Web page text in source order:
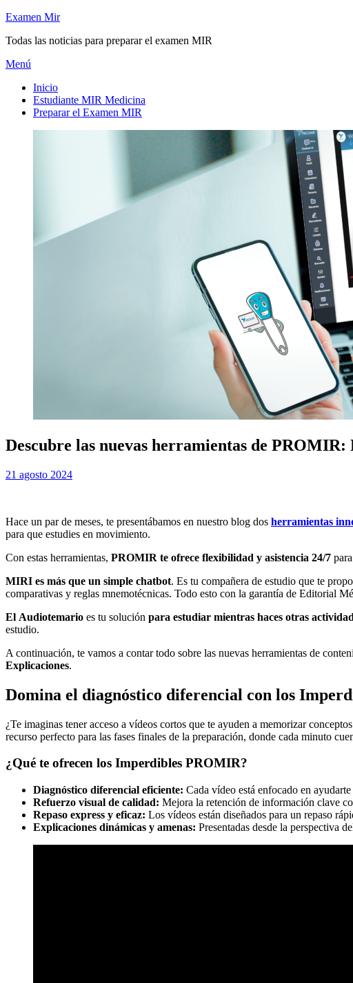
Saltar
contenido
Examen Mir
Todas las noticias para preparar el examen MIR
Menú
Inicio
Estudiante MIR Medicina
Preparar el Examen MIR
Descubre las nuevas herramientas de
porExamen MIR
Publicada
21 agosto 2024
Hace un par de meses, te presentábamos en nuestro blog dos herramientas
para que estudies en movimiento.
Con estas herramientas, PROMIR te ofrece flexibilidad y asistencia 24/7
MIRI es más que un simple chatbot. Es tu compañera de estudio que te
comparativas y reglas mnemotécnicas. Todo esto con la garantía de Editorial
El Audiotemario es tu solución para estudiar mientras haces otras
estudio.
A continuación, te vamos a contar todo sobre las nuevas herramientas de
Explicaciones.
Domina el diagnóstico diferencial con los
¿Te imaginas tener acceso a vídeos cortos que te ayuden a memorizar
recurso perfecto para las fases finales de la preparación, donde cada minuto
¿Qué te ofrecen los Imperdibles PROMIR?
Diagnóstico diferencial eficiente: Cada vídeo está enfocado en
Refuerzo visual de calidad: Mejora la retención de información clave
Repaso express y eficaz: Los vídeos están diseñados para un repaso
Explicaciones dinámicas y amenas: Presentadas desde la perspectiva